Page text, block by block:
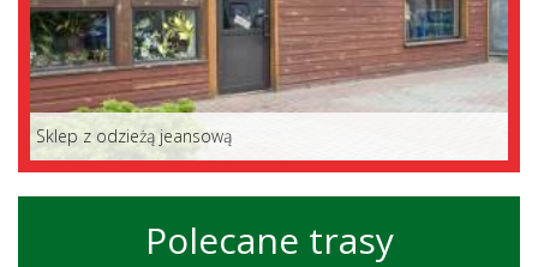
Sklep z odzieżą jeansową
Polecane trasy